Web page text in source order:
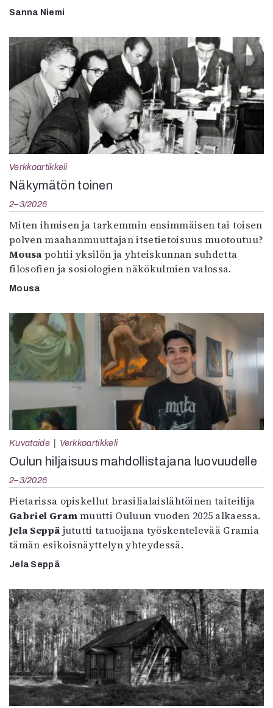
Sanna Niemi
Verkkoartikkeli
Näkymätön toinen
2–3/2026
Miten ihmisen ja tarkemmin ensimmäisen tai toisen
polven maahanmuuttajan itsetietoisuus muotoutuu?
Mousa pohtii yksilön ja yhteiskunnan suhdetta
filosofien ja sosiologien näkökulmien valossa.
Mousa
Kuvataide Verkkoartikkeli
Oulun hiljaisuus mahdollistajana luovuudelle
2–3/2026
Pietarissa opiskellut brasilialaislähtöinen taiteilija
Gabriel Grammuutti Ouluun vuoden 2025 alkaessa.
Jela Seppä jututti tatuoijana työskentelevää Gramia
tämän esikoisnäyttelyn yhteydessä.
Jela Seppä